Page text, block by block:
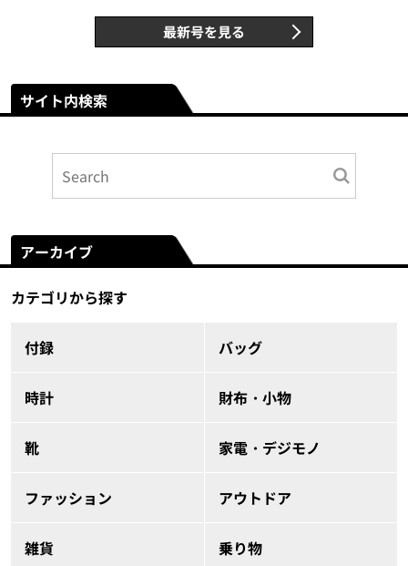
最新号を見る
サイト内検索
アーカイブ
カテゴリから探す
付録 バッグ
時計 財布・小物
靴 家電・デジモノ
ファッション アウトドア
雑貨 乗り物